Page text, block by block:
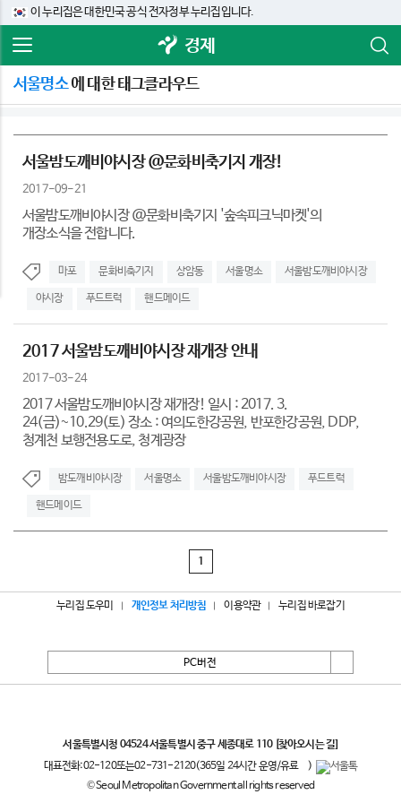
이 누리집은 대한민국 공식 전자정부 누리집입니다.
경제
서울명소에 대한 태그클라우드
서울밤도깨비야시장 @문화비축기지 개장!
2017-09-21
서울밤도깨비야시장 @문화비축기지 '숲속피크닉마켓'의
개장소식을 전합니다.
마포 문화비축기지 상암동 서울명소 서울밤도깨비야시장
야시장 푸드트럭 핸드메이드
2017 서울밤도깨비야시장 재개장 안내
2017-03-24
2017 서울밤도깨비야시장 재개장! 일시 : 2017. 3.
24(금)~10.29(토) 장소 : 여의도한강공원, 반포한강공원, DDP,
청계천 보행전용도로, 청계광장
밤도깨비야시장 서울명소 서울밤도깨비야시장 푸드트럭
핸드메이드
1
누리집 도우미 개인정보 처리방침 이용약관 누리집 바로잡기
PC버전
서울특별시청 04524 서울특별시 중구 세종대로 110 [찾아오시는 길]
대표전화:02-120또는02-731-2120(365일 24시간 운영/유료
)
© Seoul Metropolitan Government all rights reserved